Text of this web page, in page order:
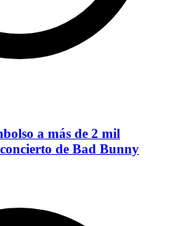
a más de 2 mil
de Bad Bunny